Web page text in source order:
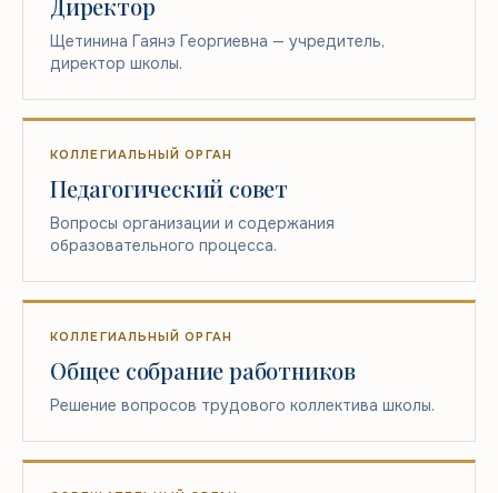
Директор
Щетинина Гаянэ Георгиевна — учредитель,
директор школы.
КОЛЛЕГИАЛЬНЫЙ ОРГАН
Педагогический совет
Вопросы организации и содержания
образовательного процесса.
КОЛЛЕГИАЛЬНЫЙ ОРГАН
Общее собрание работников
Решение вопросов трудового коллектива школы.